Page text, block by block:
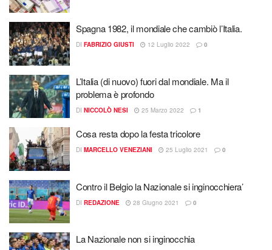
Spagna 1982, il mondiale che cambiò l’Italia.
DI FABRIZIO GIUSTI 12 Luglio 2022 0
L’Italia (di nuovo) fuori dal mondiale. Ma il
problema è profondo
DI NICCOLÒ NESI 25 Marzo 2022 1
Cosa resta dopo la festa tricolore
DI MARCELLO VENEZIANI 25 Luglio 2021 0
Contro il Belgio la Nazionale si inginocchiera’
DI REDAZIONE 28 Giugno 2021 0
La Nazionale non si inginocchia